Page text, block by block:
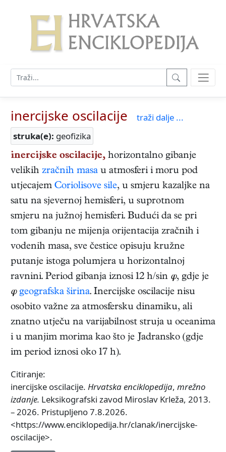
inercijske oscilacije
traži dalje ...
struka(e): geofizika
inercijske oscilacije, horizontalno gibanje
velikih zračnih masa u atmosferi i moru pod
utjecajem Coriolisove sile, u smjeru kazaljke na
satu na sjevernoj hemisferi, u suprotnom
smjeru na južnoj hemisferi. Budući da se pri
tom gibanju ne mijenja orijentacija zračnih i
vodenih masa, sve čestice opisuju kružne
putanje istoga polumjera u horizontalnoj
ravnini. Period gibanja iznosi 12 h/sin φ, gdje je
φ geografska širina. Inercijske oscilacije nisu
osobito važne za atmosfersku dinamiku, ali
znatno utječu na varijabilnost struja u oceanima
i u manjim morima kao što je Jadransko (gdje
im period iznosi oko 17 h).
Citiranje:
inercijske oscilacije. Hrvatska enciklopedija, mrežno
izdanje. Leksikografski zavod Miroslav Krleža, 2013.
– 2026. Pristupljeno 7.8.2026.
<https://www.enciklopedija.hr/clanak/inercijske-
oscilacije>.